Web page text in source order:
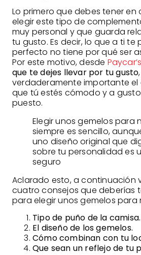
Lo primero que debes tener en
elegir este tipo de
muy personal y que guarda
tu gusto. Es decir, lo que a ti te
perfecto no tiene por qué ser
Por este motivo, desde Paycar’s
que te dejes llevar por tu gusto
verdaderamente importante
que tú estés cómodo y a
puesto.
Elegir unos gemelos para
siempre es sencillo,
uno diseño original que
sobre tu personalidad es
seguro
Aclarado esto, a continuación
cuatro consejos que deberías
para elegir unos gemelos para
Tipo de puño de la camisa.
El diseño de los gemelos.
Cómo combinan con tu
Que sean un reflejo de tu